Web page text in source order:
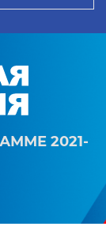
2021-